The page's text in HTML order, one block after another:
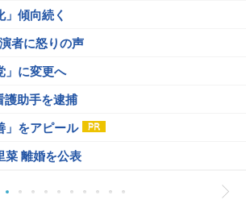
傾向続く
者に怒りの声
」に変更へ
護助手を逮捕
」をアピール
菜 離婚を公表